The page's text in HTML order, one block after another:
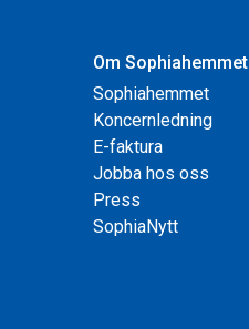
Om Sophiahemmet
Sophiahemmet
Koncernledning
E-faktura
Jobba hos oss
Press
SophiaNytt